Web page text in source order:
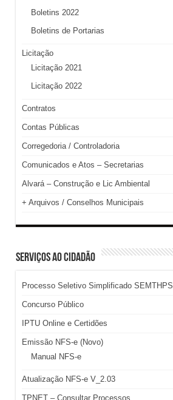
Boletins 2022
Boletins de Portarias
Licitação
Licitação 2021
Licitação 2022
Contratos
Contas Públicas
Corregedoria / Controladoria
Comunicados e Atos – Secretarias
Alvará – Construção e Lic Ambiental
+ Arquivos / Conselhos Municipais
SERVIÇOS AO CIDADÃO
Processo Seletivo Simplificado SEMTHPS
Concurso Público
IPTU Online e Certidões
Emissão NFS-e (Novo)
Manual NFS-e
Atualização NFS-e V_2.03
TPNET – Consultar Processos